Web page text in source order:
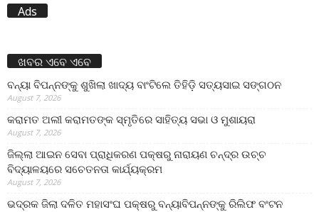
Ads
ଖବର ଏବେ ଏବେ
ବନ୍ୟା ବିପନ୍ନଙ୍କୁ ଶୁଖିଲା ଖାଦ୍ୟ ବାଂଟିଲେ ତିହିଡି଼ ସତ୍ୟସାଇ ସଙ୍ଗଠନ
August 7, 2026
କରାମତ ଅଲୀ କରାମତଙ୍କ ସ୍ମୃତିରେ ସାହିତ୍ୟ ସଭା ଓ ମୁଶାୟରା
August 7, 2026
ଜିଲ୍ଲା ଆଇନ ସେବା ପ୍ରାଧିକରଣ ପକ୍ଷରୁ ନାରାୟଣ ଚନ୍ଦ୍ର ଉଚ୍ଚ
ବିଦ୍ୟାଳୟରେ ସଚେତନତା କାର୍ଯ୍ୟକ୍ରମ
August 7, 2026
ଭଦ୍ରକ ଜିଲା ଦଳିତ ମହାସଂଘ ପକ୍ଷରୁ ବନ୍ୟାବିପନ୍ନଙ୍କୁ ରିଲିଫ ବଂଟନ